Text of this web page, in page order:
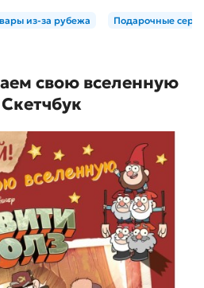
из-за рубежа Подарочные
свою вселенную